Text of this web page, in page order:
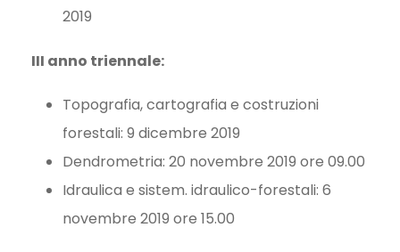
2019
III anno triennale:
Topografia, cartografia e costruzioni
forestali: 9 dicembre 2019
Dendrometria: 20 novembre 2019 ore 09.00
Idraulica e sistem. idraulico-forestali: 6
novembre 2019 ore 15.00